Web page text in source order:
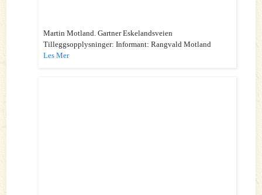
Martin Motland. Gartner Eskelandsveien
Tilleggsopplysninger: Informant: Rangvald Motland
Les Mer